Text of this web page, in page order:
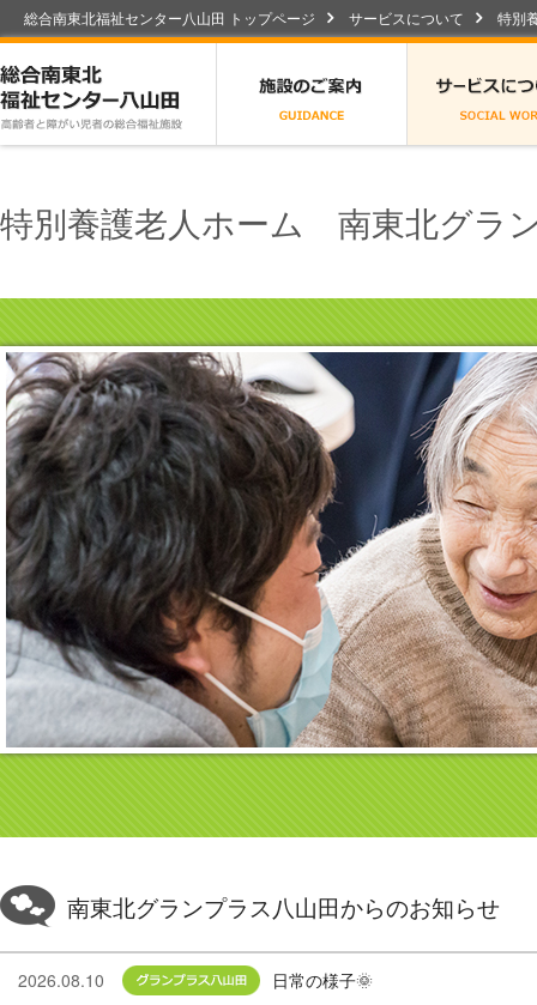
総合南東北福祉センター八山田 トップページ サービスについて 特別
特別養護老人ホーム 南東北グラ
南東北グランプラス八山田からのお知らせ
2026.08.10 グランプラス八山田
日常の様子🌞